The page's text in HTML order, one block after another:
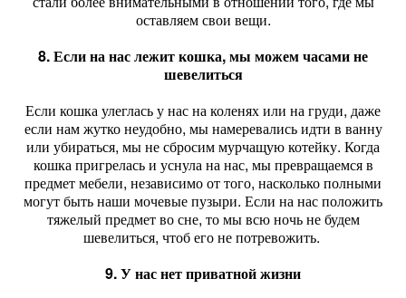
оставляем свои вещи.
8. Если на нас лежит кошка, мы можем часами не
шевелиться
Если кошка улеглась у нас на коленях или на груди, даже
если нам жутко неудобно, мы намеревались идти в ванну
или убираться, мы не сбросим мурчащую котейку. Когда
кошка пригрелась и уснула на нас, мы превращаемся в
предмет мебели, независимо от того, насколько полными
могут быть наши мочевые пузыри. Если на нас положить
тяжелый предмет во сне, то мы всю ночь не будем
шевелиться, чтоб его не потревожить.
9. У нас нет приватной жизни